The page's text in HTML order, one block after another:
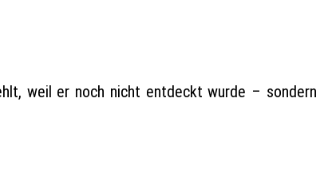
weil er noch nicht entdeckt wurde – sondern